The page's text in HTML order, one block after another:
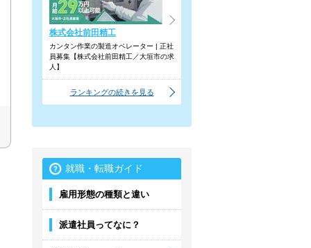
株式会社前田精工
カンタン作業の製造オペレーター | 正社
員募集【株式会社前田精工／大垣市の求
人】
ランキングの続きを見る
就職・転職ガイド
雇用形態の種類と違い
派遣社員ってなに？